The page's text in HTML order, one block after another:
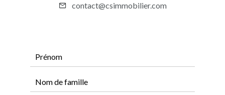
contact@csimmobilier.com